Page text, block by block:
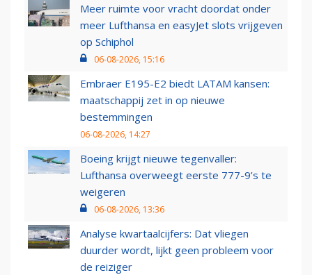
Meer ruimte voor vracht doordat onder
meer Lufthansa en easyJet slots vrijgeven
op Schiphol
06-08-2026, 15:16
Embraer E195-E2 biedt LATAM kansen:
maatschappij zet in op nieuwe
bestemmingen
06-08-2026, 14:27
Boeing krijgt nieuwe tegenvaller:
Lufthansa overweegt eerste 777-9’s te
weigeren
06-08-2026, 13:36
Analyse kwartaalcijfers: Dat vliegen
duurder wordt, lijkt geen probleem voor
de reiziger